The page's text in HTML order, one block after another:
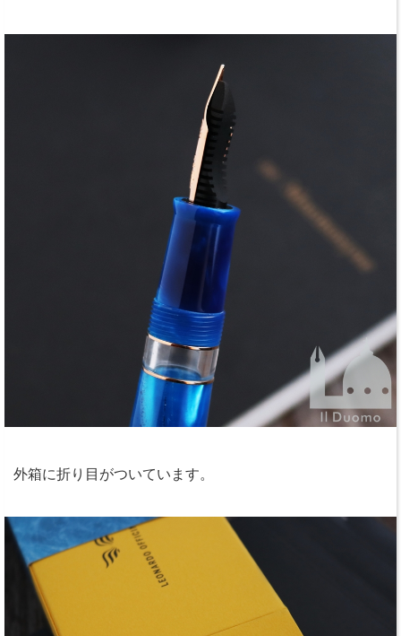
外箱に折り目がついています。